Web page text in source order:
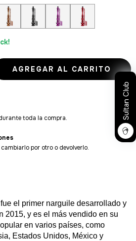
toda la compra.
por otro o devolverlo.
fue el primer narguile desarrollado y
2015, y es el más vendido en su
en varios países, como
, Estados Unidos, México y
Sultan Club